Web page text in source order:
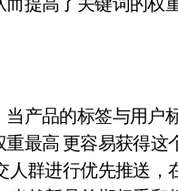
产品的标签与用户
最高 更容易获得
人群进行优先推送